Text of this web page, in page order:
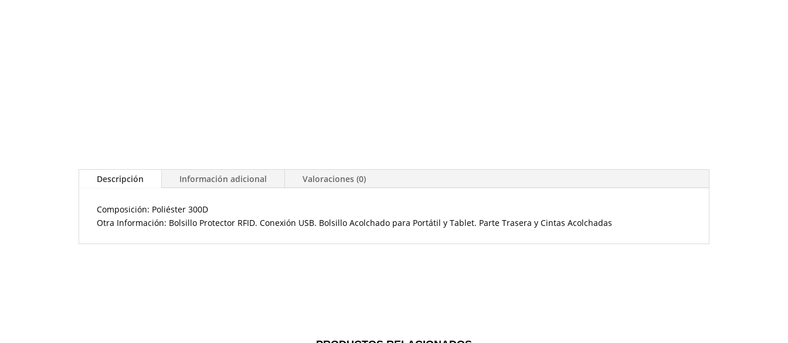
Descripción Información adicional Valoraciones (0)
Composición: Poliéster 300D
Otra Información: Bolsillo Protector RFID. Conexión USB. Bolsillo Acolchado para Portátil y Tablet. Parte Trasera y Cintas Acolchadas